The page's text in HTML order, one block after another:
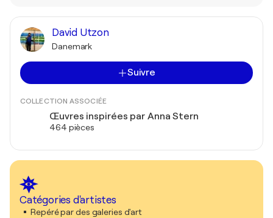
David Utzon
Danemark
Suivre
COLLECTION ASSOCIÉE
Œuvres inspirées par Anna Stern
464 pièces
Catégories d'artistes
Repéré par des galeries d'art